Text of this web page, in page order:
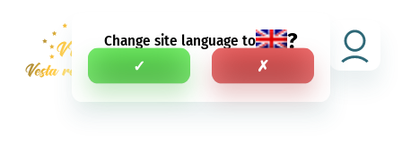
Change site language to ?
✓ ✗
RU